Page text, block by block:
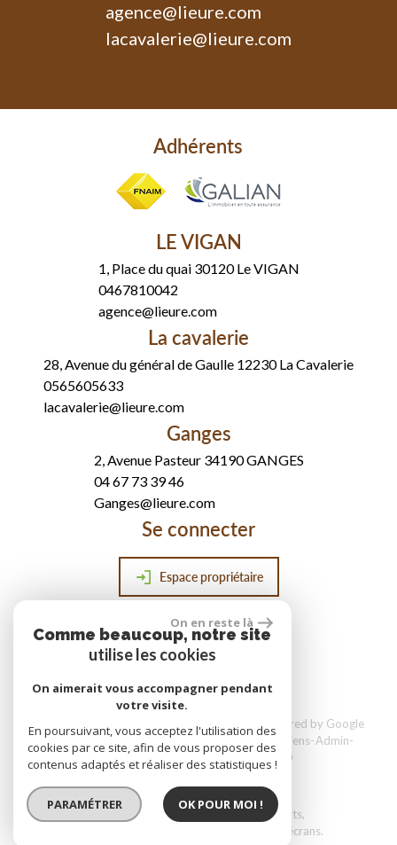
agence@lieure.com
lacavalerie@lieure.com
Adhérents
LE VIGAN
1, Place du quai 30120 Le VIGAN
0467810042
agence@lieure.com
La cavalerie
28, Avenue du général de Gaulle 12230 La Cavalerie
0565605633
lacavalerie@lieure.com
Ganges
2, Avenue Pasteur 34190 GANGES
04 67 73 39 46
Ganges@lieure.com
Se connecter
Espace propriétaire
réalisé par
© 2026 | Tous droits réservés | Traduction powered by Google
Plan du site
Mentions légales Nos honoraires Liens Admin
Toutes nos annonces
Politique RGPD
Site internet compatible multi-supports,
un seul site adaptable à tous les types d'écrans.
On en reste là
Comme beaucoup, notre site
utilise les cookies
On aimerait vous accompagner pendant
votre visite.
En poursuivant, vous acceptez l'utilisation des
cookies par ce site, afin de vous proposer des
contenus adaptés et réaliser des statistiques !
PARAMÉTRER OK POUR MOI !